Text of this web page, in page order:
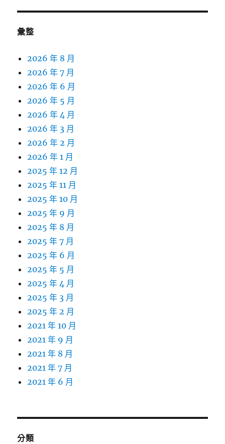
彙整
2026 年 8 月
2026 年 7 月
2026 年 6 月
2026 年 5 月
2026 年 4 月
2026 年 3 月
2026 年 2 月
2026 年 1 月
2025 年 12 月
2025 年 11 月
2025 年 10 月
2025 年 9 月
2025 年 8 月
2025 年 7 月
2025 年 6 月
2025 年 5 月
2025 年 4 月
2025 年 3 月
2025 年 2 月
2021 年 10 月
2021 年 9 月
2021 年 8 月
2021 年 7 月
2021 年 6 月
分類